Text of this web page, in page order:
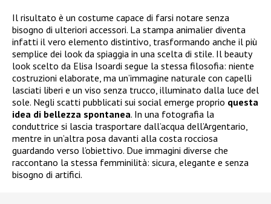
Il risultato è un costume capace di farsi notare senza
bisogno di ulteriori accessori. La stampa animalier diventa
infatti il vero elemento distintivo, trasformando anche il più
semplice dei look da spiaggia in una scelta di stile. Il beauty
look scelto da Elisa Isoardi segue la stessa filosofia: niente
costruzioni elaborate, ma un’immagine naturale con capelli
lasciati liberi e un viso senza trucco, illuminato dalla luce del
sole. Negli scatti pubblicati sui social emerge proprio questa
idea di bellezza spontanea. In una fotografia la
conduttrice si lascia trasportare dall’acqua dell’Argentario,
mentre in un’altra posa davanti alla costa rocciosa
guardando verso l’obiettivo. Due immagini diverse che
raccontano la stessa femminilità: sicura, elegante e senza
bisogno di artifici.